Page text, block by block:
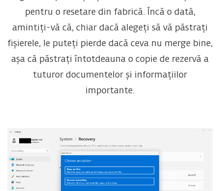
pentru o resetare din fabrică. Încă o dată,
amintiți-vă că, chiar dacă alegeți să vă păstrați
fișierele, le puteți pierde dacă ceva nu merge bine,
așa că păstrați întotdeauna o copie de rezervă a
tuturor documentelor și informațiilor
importante.